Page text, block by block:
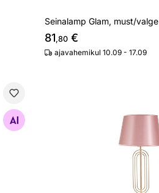
Seinalamp Glam, must/valge
81,80€
ajavahemikul 10.09 - 17.09